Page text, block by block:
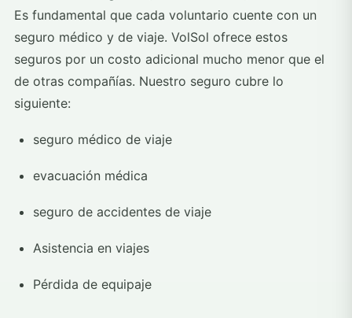
Es fundamental que cada voluntario cuente con un
seguro médico y de viaje. VolSol ofrece estos
seguros por un costo adicional mucho menor que el
de otras compañías. Nuestro seguro cubre lo
siguiente:
seguro médico de viaje
evacuación médica
seguro de accidentes de viaje
Asistencia en viajes
Pérdida de equipaje